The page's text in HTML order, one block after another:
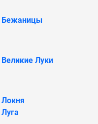
Бежаницы
Великие Луки
Локня
Луга